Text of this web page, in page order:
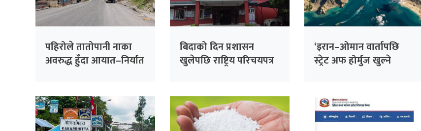
पहिरोले तातोपानी नाका
अवरुद्ध हुँदा आयात–निर्यात
बिदाको दिन प्रशासन
खुलेपछि राष्ट्रिय परिचयपत्र
‘इरान–ओमान वार्तापछि
स्ट्रेट अफ होर्मुज खुल्ने